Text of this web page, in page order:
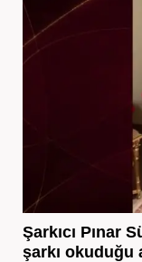
Şarkıcı Pınar
şarkı okuduğu